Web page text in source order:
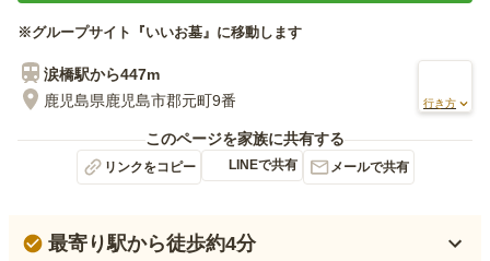
※グループサイト『いいお墓』に移動します
涙橋駅から447m
鹿児島県鹿児島市郡元町9番
行き方
このページを家族に共有する
リンクをコピー LINEで共有 メールで共有
最寄り駅から徒歩約4分